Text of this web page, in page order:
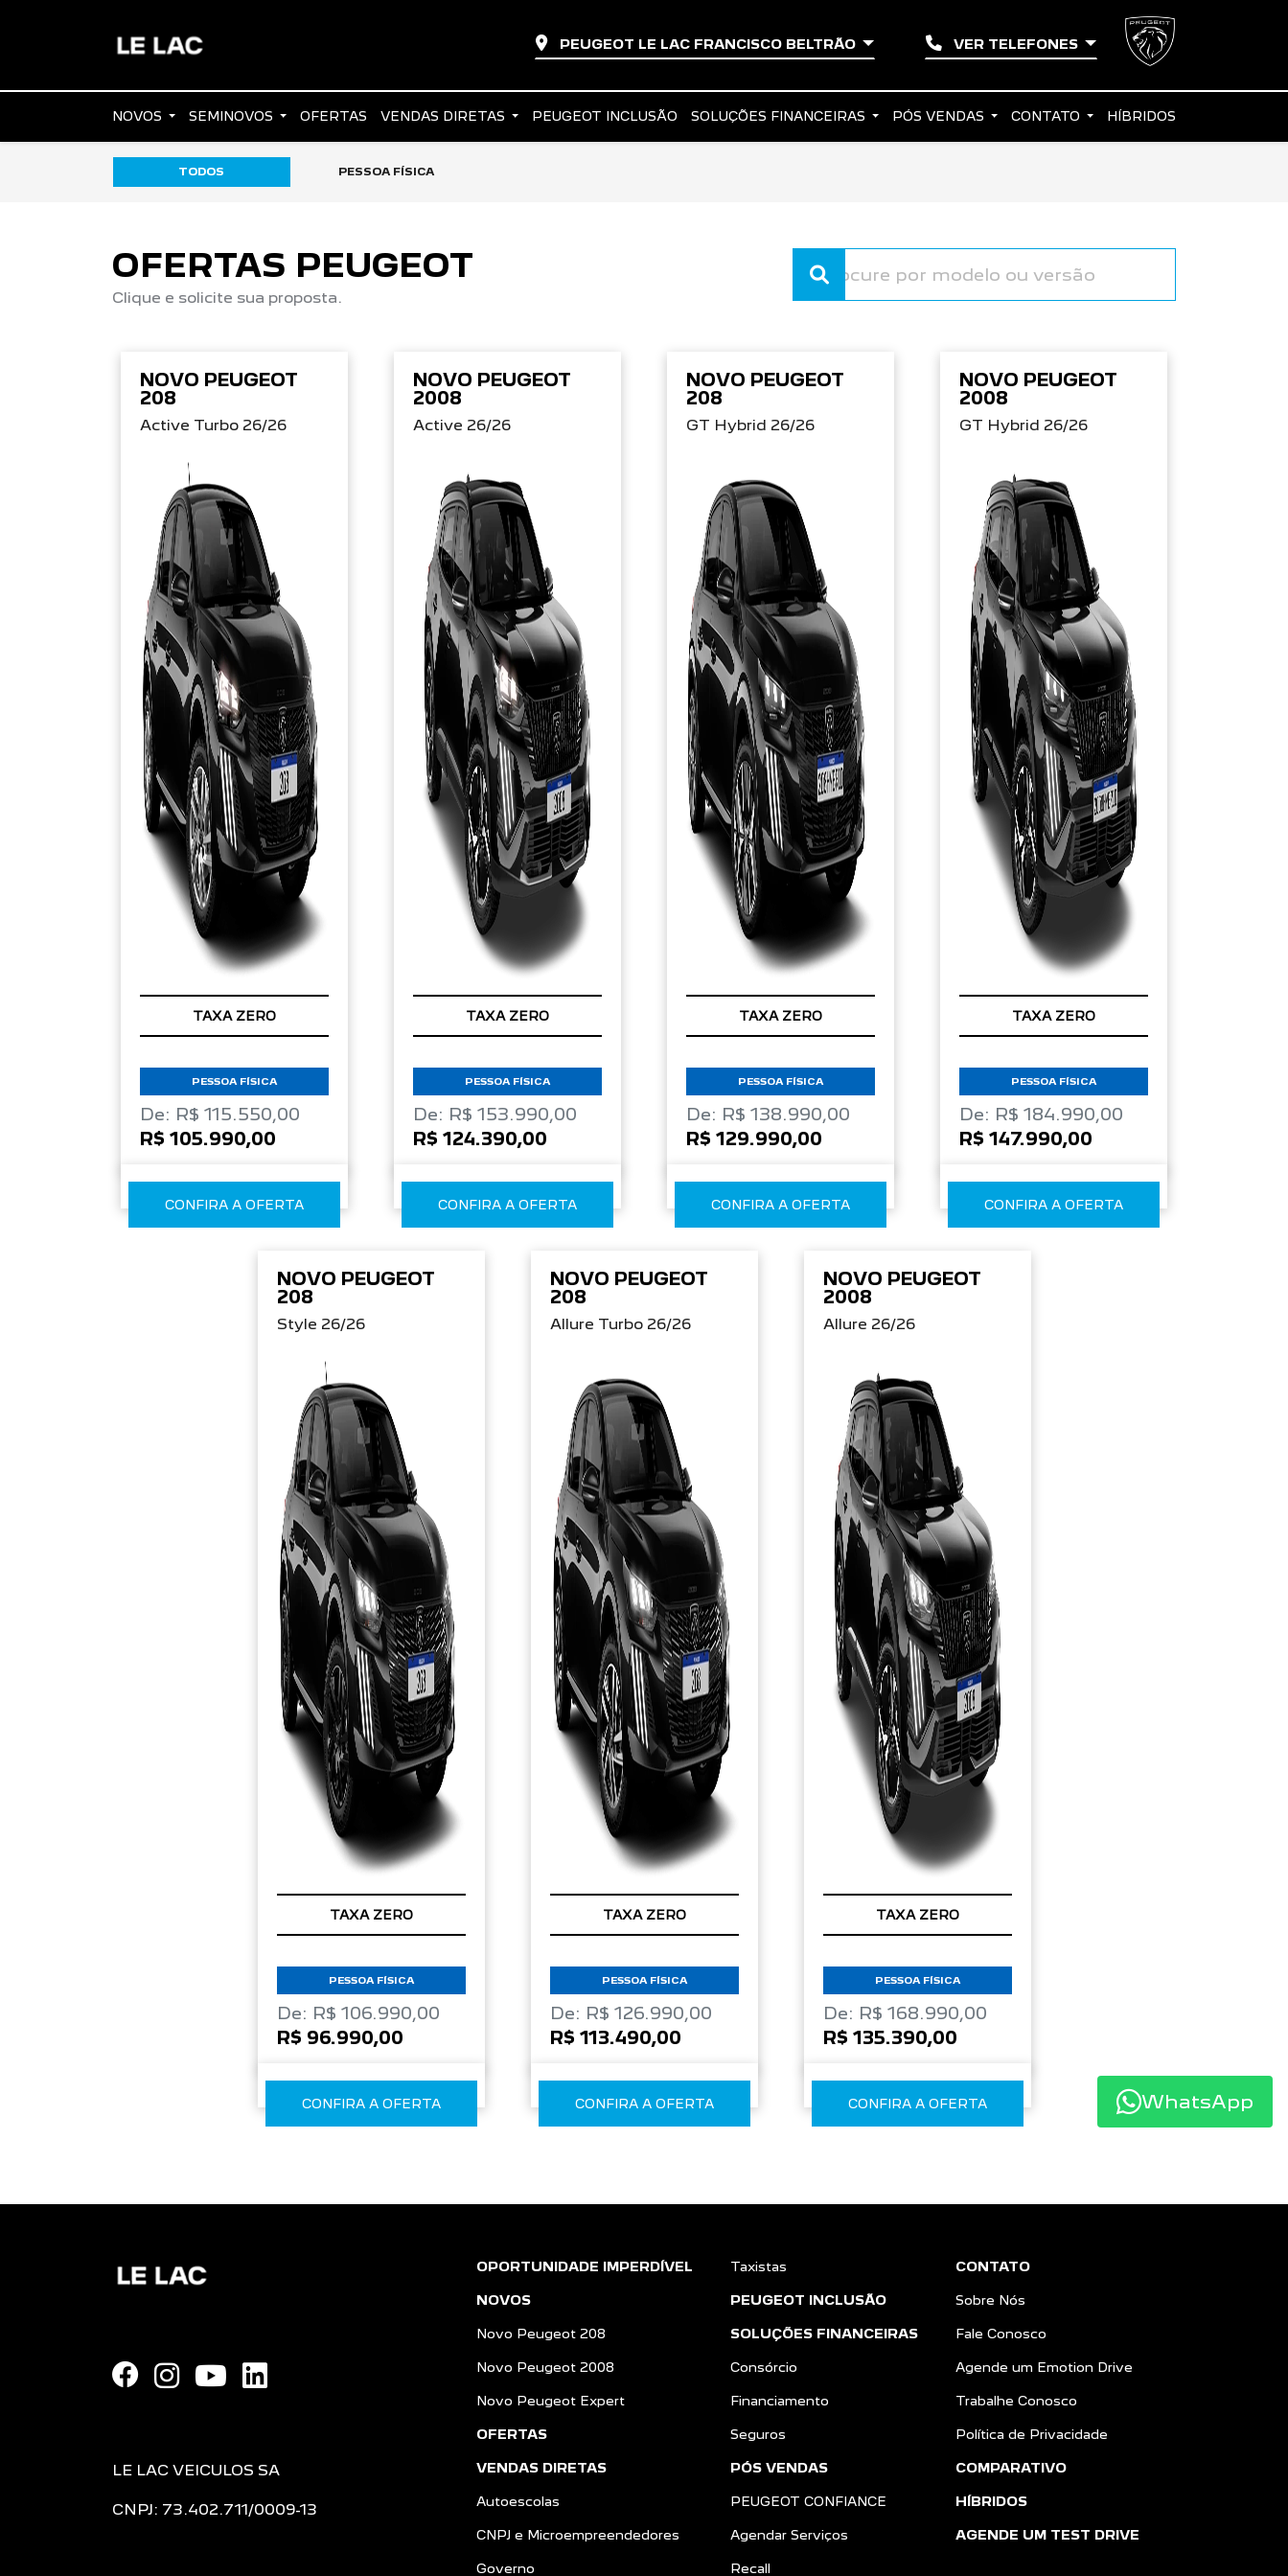
PEUGEOT LE LAC FRANCISCO BELTRÃO VER TELEFONES
NOVOS SEMINOVOS OFERTAS VENDAS DIRETAS PEUGEOT INCLUSÃO SOLUÇÕES FINANCEIRAS PÓS VENDAS CONTATO HÍBRIDOS
TODOS PESSOA FÍSICA
OFERTAS PEUGEOT
Clique e solicite sua proposta.
NOVO PEUGEOT
208
Active Turbo 26/26
TAXA ZERO
PESSOA FÍSICA
De: R$ 115.550,00
R$ 105.990,00
CONFIRA A OFERTA
NOVO PEUGEOT
2008
Active 26/26
TAXA ZERO
PESSOA FÍSICA
De: R$ 153.990,00
R$ 124.390,00
CONFIRA A OFERTA
NOVO PEUGEOT
208
GT Hybrid 26/26
TAXA ZERO
PESSOA FÍSICA
De: R$ 138.990,00
R$ 129.990,00
CONFIRA A OFERTA
NOVO PEUGEOT
2008
GT Hybrid 26/26
TAXA ZERO
PESSOA FÍSICA
De: R$ 184.990,00
R$ 147.990,00
CONFIRA A OFERTA
NOVO PEUGEOT
208
Style 26/26
TAXA ZERO
PESSOA FÍSICA
De: R$ 106.990,00
R$ 96.990,00
CONFIRA A OFERTA
NOVO PEUGEOT
208
Allure Turbo 26/26
TAXA ZERO
PESSOA FÍSICA
De: R$ 126.990,00
R$ 113.490,00
CONFIRA A OFERTA
NOVO PEUGEOT
2008
Allure 26/26
TAXA ZERO
PESSOA FÍSICA
De: R$ 168.990,00
R$ 135.390,00
CONFIRA A OFERTA
LE LAC VEICULOS SA
CNPJ: 73.402.711/0009-13
OPORTUNIDADE IMPERDÍVEL
NOVOS
Novo Peugeot 208
Novo Peugeot 2008
Novo Peugeot Expert
OFERTAS
VENDAS DIRETAS
Autoescolas
CNPJ e Microempreendedores
Governo
Taxistas
PEUGEOT INCLUSÃO
SOLUÇÕES FINANCEIRAS
Consórcio
Financiamento
Seguros
PÓS VENDAS
PEUGEOT CONFIANCE
Agendar Serviços
Recall
CONTATO
Sobre Nós
Fale Conosco
Agende um Emotion Drive
Trabalhe Conosco
Política de Privacidade
COMPARATIVO
HÍBRIDOS
AGENDE UM TEST DRIVE
WhatsApp